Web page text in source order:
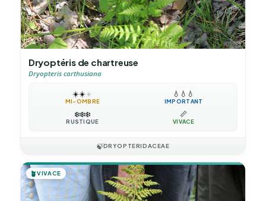
Dryoptéris de chartreuse
Dryopteris carthusiana
☀️☀️☀️
MI-OMBRE
💧 💧 💧
IMPORTANT
❄️❄️❄️
RUSTIQUE
📏
VIVACE
🍃DRYOPTERIDACEAE
🪴VIVACE